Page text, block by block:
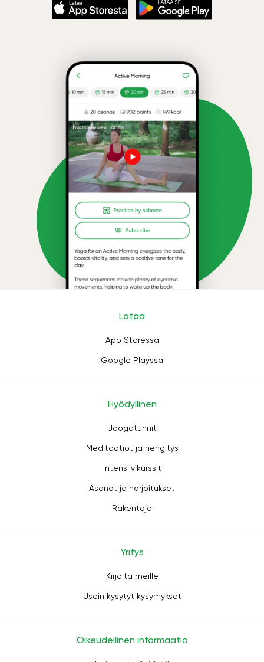
Lataa
App Storessa
Google Playssa
Hyödyllinen
Joogatunnit
Meditaatiot ja hengitys
Intensiivikurssit
Asanat ja harjoitukset
Rakentaja
Yritys
Kirjoita meille
Usein kysytyt kysymykset
Oikeudellinen informaatio